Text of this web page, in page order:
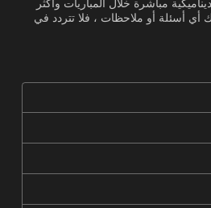
مباشرة خلال المباريات وأكثر
أي أسئلة أو ملاحظات ، فلا تتردد في